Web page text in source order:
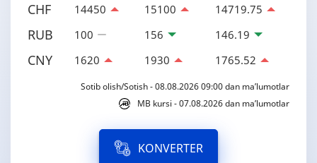
CHF 14450 15100 14719.75
RUB 100 156 146.19
CNY 1620 1930 1765.52
Sotib olish/Sotish - 08.08.2026 09:00 dan ma’lumotlar
MB kursi - 07.08.2026 dan ma’lumotlar
KONVERTER